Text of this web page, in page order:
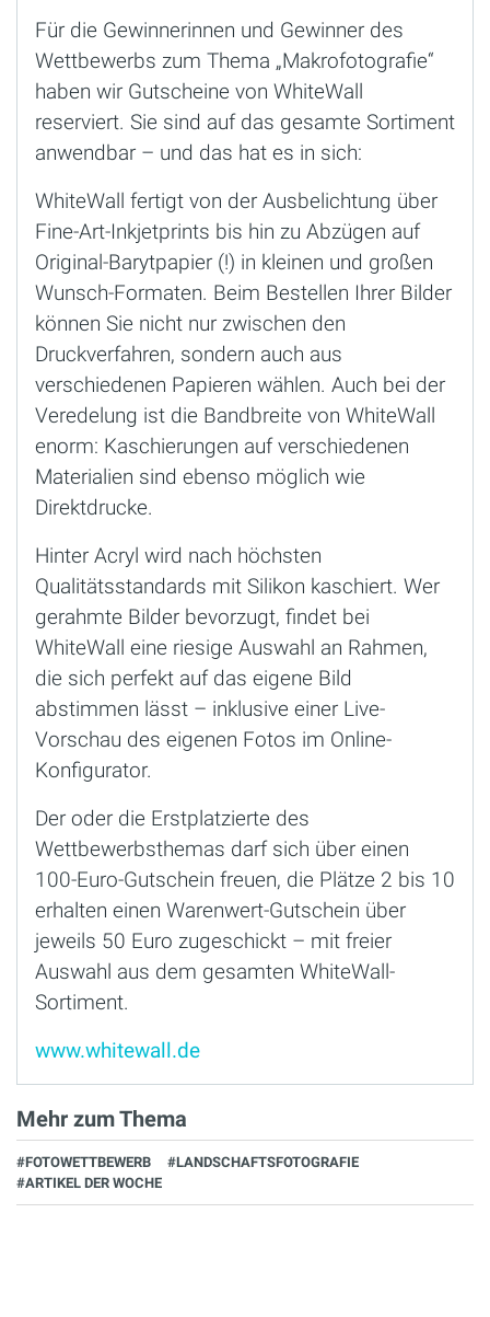
Für die Gewinnerinnen und Gewinner des
Wettbewerbs zum Thema „Makrofotografie“
haben wir Gutscheine von WhiteWall
reserviert. Sie sind auf das gesamte Sortiment
anwendbar – und das hat es in sich:
WhiteWall fertigt von der Ausbelichtung über
Fine-Art-Inkjetprints bis hin zu Abzügen auf
Original-Barytpapier (!) in kleinen und großen
Wunsch-Formaten. Beim Bestellen Ihrer Bilder
können Sie nicht nur zwischen den
Druckverfahren, sondern auch aus
verschiedenen Papieren wählen. Auch bei der
Veredelung ist die Bandbreite von WhiteWall
enorm: Kaschierungen auf verschiedenen
Materialien sind ebenso möglich wie
Direktdrucke.
Hinter Acryl wird nach höchsten
Qualitätsstandards mit Silikon kaschiert. Wer
gerahmte Bilder bevorzugt, findet bei
WhiteWall eine riesige Auswahl an Rahmen,
die sich perfekt auf das eigene Bild
abstimmen lässt – inklusive einer Live-
Vorschau des eigenen Fotos im Online-
Konfigurator.
Der oder die Erstplatzierte des
Wettbewerbsthemas darf sich über einen
100-Euro-Gutschein freuen, die Plätze 2 bis 10
erhalten einen Warenwert-Gutschein über
jeweils 50 Euro zugeschickt – mit freier
Auswahl aus dem gesamten WhiteWall-
Sortiment.
www.whitewall.de
Mehr zum Thema
#FOTOWETTBEWERB
#LANDSCHAFTSFOTOGRAFIE
#ARTIKEL DER WOCHE